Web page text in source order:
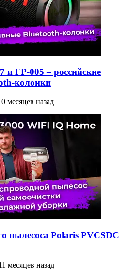
и ГР-005 – российские
колонки
месяцев назад
пылесоса Polaris PVCSDC
месяцев назад